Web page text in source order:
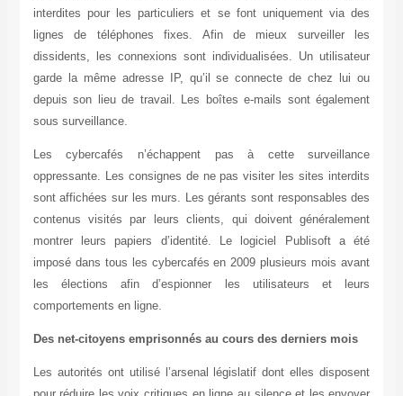
interdites pour les particuliers et se font uniquement via
lignes de téléphones fixes. Afin de mieux surveiller
dissidents, les connexions sont individualisées. Un
garde la même adresse IP, qu’il se connecte de chez
depuis son lieu de travail. Les boîtes e-mails sont
sous surveillance.
Les cybercafés n’échappent pas à cette
oppressante. Les consignes de ne pas visiter les sites
sont affichées sur les murs. Les gérants sont responsables
contenus visités par leurs clients, qui doivent
montrer leurs papiers d’identité. Le logiciel Publisoft a
imposé dans tous les cybercafés en 2009 plusieurs mois
les élections afin d’espionner les utilisateurs et
comportements en ligne.
Des net-citoyens emprisonnés au cours des derniers
Les autorités ont utilisé l’arsenal législatif dont elles